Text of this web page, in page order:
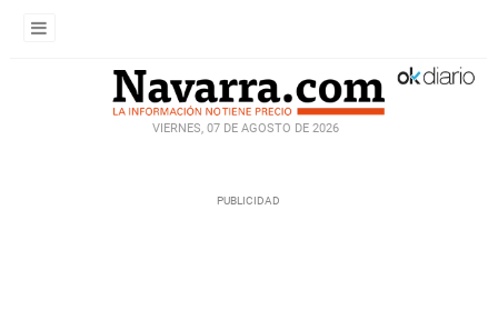
VIERNES, 07 DE AGOSTO DE 2026